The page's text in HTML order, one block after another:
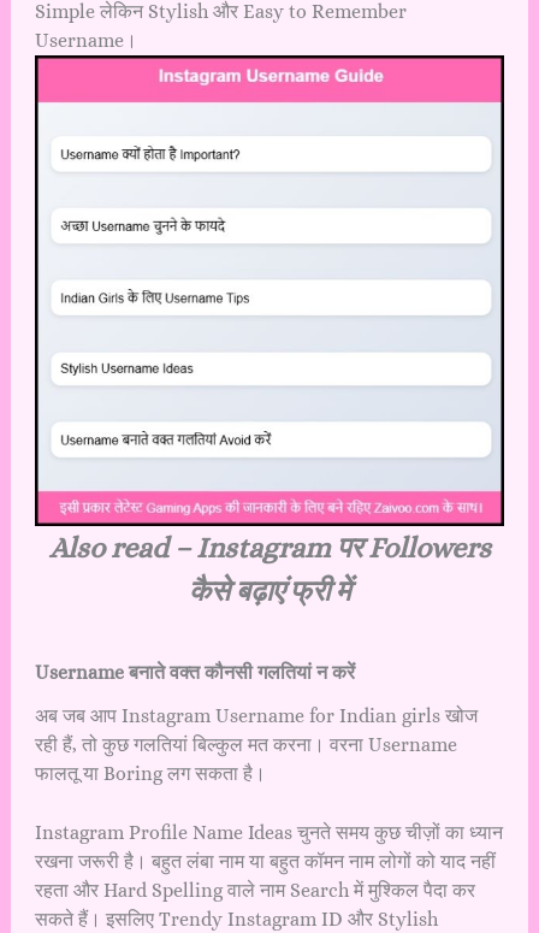
Simple लेकिन Stylish और Easy to Remember
Username।
Also read –Instagram पर Followers
कैसे बढ़ाएं फ्री में
Username बनाते वक्त कौनसी गलतियां न करें
अब जब आप Instagram Username for Indian girls खोज
रही हैं, तो कुछ गलतियां बिल्कुल मत करना। वरना Username
फालतू या Boring लग सकता है।
Instagram Profile Name Ideas चुनते समय कुछ चीज़ों का ध्यान
रखना जरूरी है। बहुत लंबा नाम या बहुत कॉमन नाम लोगों को याद नहीं
रहता और Hard Spelling वाले नाम Search में मुश्किल पैदा कर
सकते हैं। इसलिए Trendy Instagram ID और Stylish